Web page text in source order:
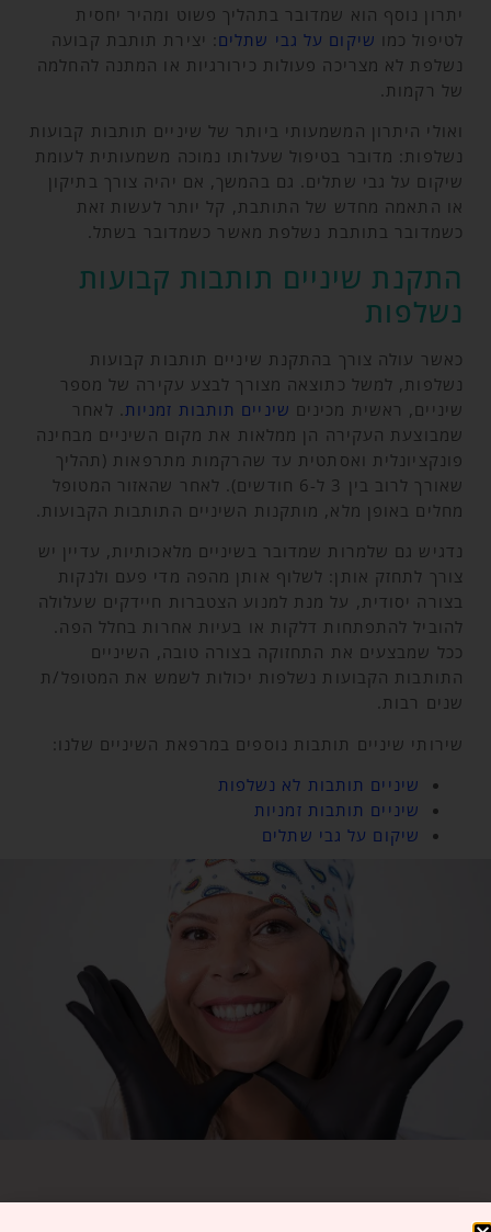
יתרון נוסף הוא שמדובר בתהליך פשוט ומהיר יחסית
לטיפול כמו שיקום על גבי שתלים : יצירת תותבת קבועה
נשלפת לא מצריכה פעולות כירורגיות או המתנה להחלמה
של רקמות.
ואולי היתרון המשמעותי ביותר של שיניים תותבות קבועות
נשלפות: מדובר בטיפול שעלותו נמוכה משמעותית לעומת
שיקום על גבי שתלים. גם בהמשך, אם יהיה צורך בתיקון
או התאמה מחדש של התותבת, קל יותר לעשות זאת
כשמדובר בתותבת נשלפת מאשר כשמדובר בשתל.
התקנת שיניים תותבות קבועות
נשלפות
כאשר עולה צורך בהתקנת שיניים תותבות קבועות
נשלפות, למשל כתוצאה מצורך לבצע עקירה של מספר
שיניים, ראשית מכינים שיניים תותבות זמניות . לאחר
שמבוצעת העקירה הן ממלאות את מקום השיניים מבחינה
פונקציונלית ואסתטית עד שהרקמות מתרפאות (תהליך
שאורך לרוב בין 3 ל-6 חודשים). לאחר שהאזור המטופל
מחלים באופן מלא, מותקנות השיניים התותבות הקבועות.
נדגיש גם שלמרות שמדובר בשיניים מלאכותיות, עדיין יש
צורך לתחזק אותן: לשלוף אותן מהפה מדי פעם ולנקות
בצורה יסודית, על מנת למנוע הצטברות חיידקים שעלולה
להוביל להתפתחות דלקות או בעיות אחרות בחלל הפה.
ככל שמבצעים את התחזוקה בצורה טובה, השיניים
התותבות הקבועות נשלפות יכולות לשמש את המטופל/ת
שנים רבות.
שירותי שיניים תותבות נוספים במרפאת השיניים שלנו:
שיניים תותבות לא נשלפות
שיניים תותבות זמניות
שיקום על גבי שתלים